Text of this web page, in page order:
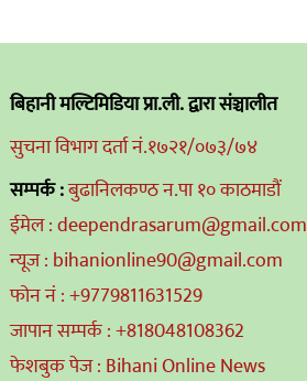
बिहानी मल्टिमिडिया प्रा.ली. द्वारा संञ्चालीत
सुचना विभाग दर्ता नं.१७२१/०७३/७४
सम्पर्क :बुढानिलकण्ठ न.पा १० काठमाडौं
ईमेल : deependrasarum@gmail.com
न्यूज : bihanionline90@gmail.com
फोन नं : +9779811631529
जापान सम्पर्क : +818048108362
फेशबुक पेज : Bihani Online News